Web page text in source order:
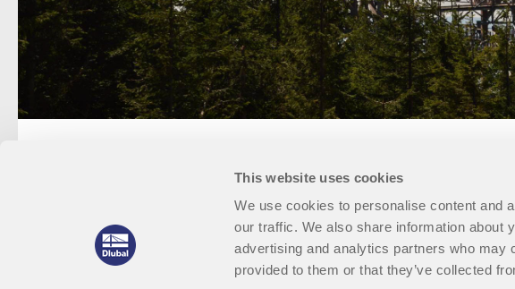
This website uses cookies
We use cookies to personalise content and
our traffic. We also share information about
advertising and analytics partners who may
provided to them or that they’ve collected